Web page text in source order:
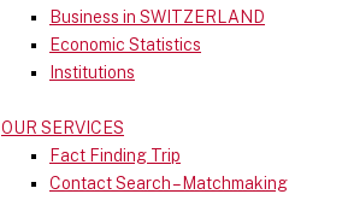
Business in SWITZERLAND
Economic Statistics
Institutions
OUR SERVICES
Fact Finding Trip
Contact Search – Matchmaking